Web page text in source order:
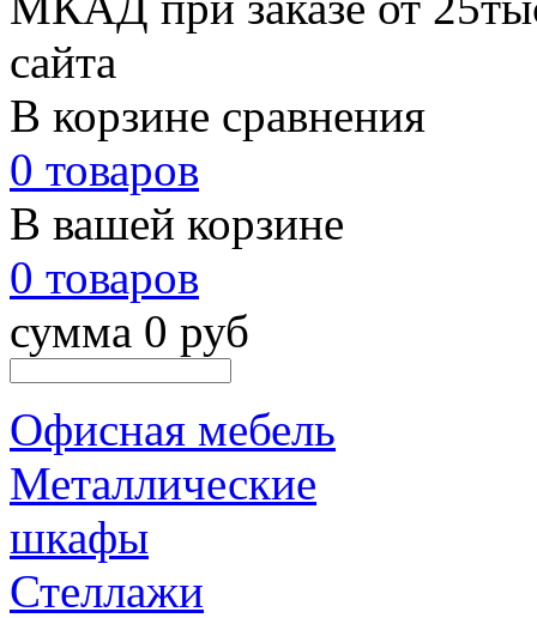
сайта
В корзине сравнения
0 товаров
В вашей корзине
0 товаров
сумма 0 руб
Офисная мебель
Металлические
шкафы
Стеллажи